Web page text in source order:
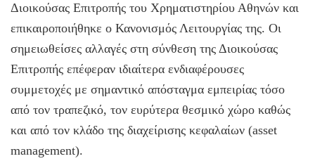
Διοικούσας Επιτροπής του Χρηματιστηρίου Αθηνών και
επικαιροποιήθηκε ο Κανονισμός Λειτουργίας της. Οι
σημειωθείσες αλλαγές στη σύνθεση της Διοικούσας
Επιτροπής επέφεραν ιδιαίτερα ενδιαφέρουσες
συμμετοχές με σημαντικό απόσταγμα εμπειρίας τόσο
από τον τραπεζικό, τον ευρύτερα θεσμικό χώρο καθώς
και από τον κλάδο της διαχείρισης κεφαλαίων (asset
management).